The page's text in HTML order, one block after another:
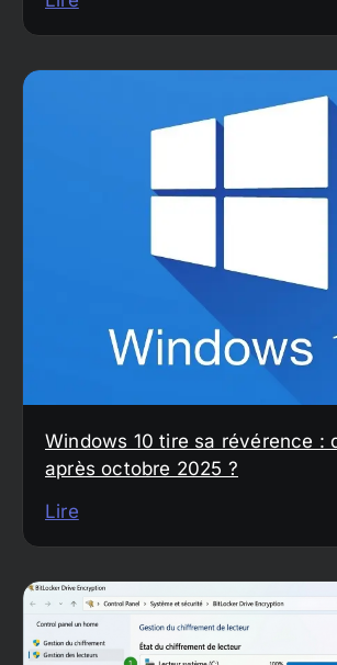
Windows 10 tire sa révérence :
après octobre 2025 ?
Lire